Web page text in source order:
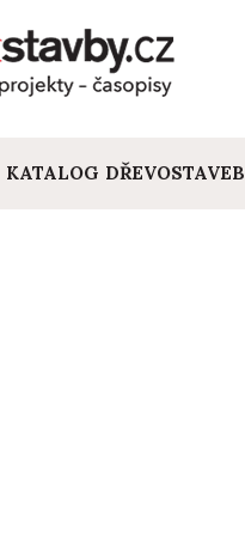
KATALOG DŘEVOSTAVEB